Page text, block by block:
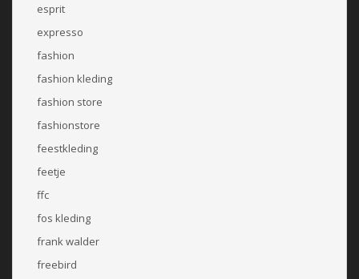
esprit
expresso
fashion
fashion kleding
fashion store
fashionstore
feestkleding
feetje
ffc
fos kleding
frank walder
freebird